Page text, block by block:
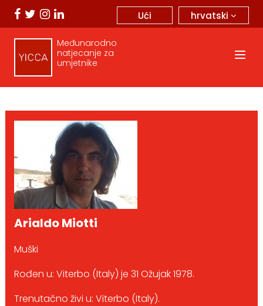
hrvatski
Ući
Međunarodno
natjecanje za
umjetnike
Arialdo Miotti
Muški
Rođen u: Viterbo (Italy) je 31 Ožujak 1978.
Trenutačno živi u: Viterbo (Italy).